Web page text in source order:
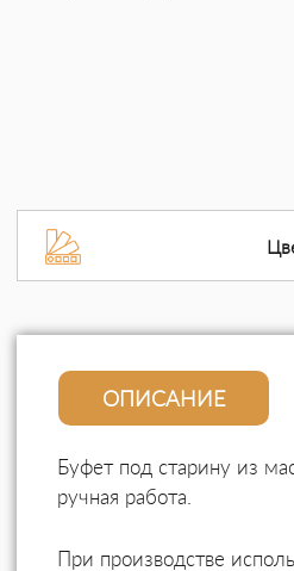
ОПИСАНИЕ
Буфет под старину из
ручная работа.
При производстве